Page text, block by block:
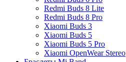
Redmi Buds 8 Lite
Redmi Buds 8 Pro
Xiaomi Buds 3
Xiaomi Buds 5
Xiaomi Buds 5 Pro
Xiaomi OpenWear Stereo